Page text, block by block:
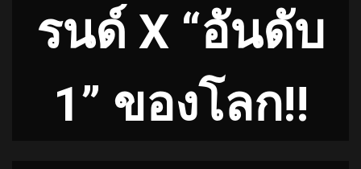
รนด์ X “อันดับ
1” ของโลก!!